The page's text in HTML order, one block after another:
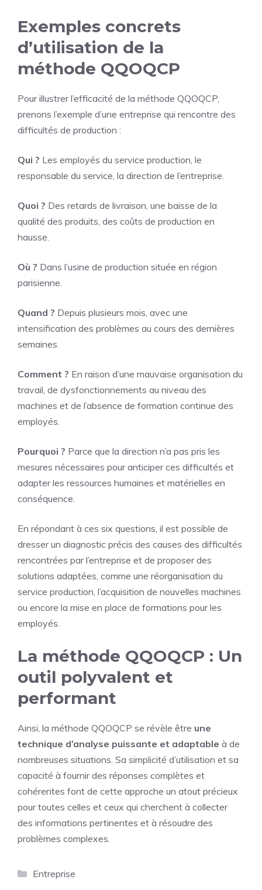
Exemples concrets
d’utilisation de la
méthode QQOQCP
Pour illustrer l’efficacité de la méthode QQOQCP,
prenons l’exemple d’une entreprise qui rencontre des
difficultés de production :
Qui ? Les employés du service production, le
responsable du service, la direction de l’entreprise.
Quoi ? Des retards de livraison, une baisse de la
qualité des produits, des coûts de production en
hausse.
Où ? Dans l’usine de production située en région
parisienne.
Quand ? Depuis plusieurs mois, avec une
intensification des problèmes au cours des dernières
semaines.
Comment ? En raison d’une mauvaise organisation du
travail, de dysfonctionnements au niveau des
machines et de l’absence de formation continue des
employés.
Pourquoi ? Parce que la direction n’a pas pris les
mesures nécessaires pour anticiper ces difficultés et
adapter les ressources humaines et matérielles en
conséquence.
En répondant à ces six questions, il est possible de
dresser un diagnostic précis des causes des difficultés
rencontrées par l’entreprise et de proposer des
solutions adaptées, comme une réorganisation du
service production, l’acquisition de nouvelles machines
ou encore la mise en place de formations pour les
employés.
La méthode QQOQCP : Un
outil polyvalent et
performant
Ainsi, la méthode QQOQCP se révèle être une
technique d’analyse puissante et adaptable à de
nombreuses situations. Sa simplicité d’utilisation et sa
capacité à fournir des réponses complètes et
cohérentes font de cette approche un atout précieux
pour toutes celles et ceux qui cherchent à collecter
des informations pertinentes et à résoudre des
problèmes complexes.
Catégories
Entreprise